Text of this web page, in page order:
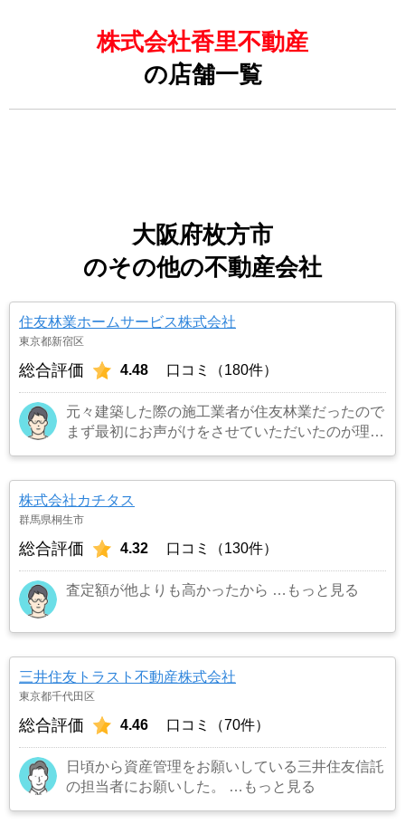
株式会社香里不動産
の店舗一覧
大阪府枚方市
のその他の不動産会社
住友林業ホームサービス株式会社
東京都新宿区
総合評価 4.48 口コミ（180件）
元々建築した際の施工業者が住友林業だったので
まず最初にお声がけをさせていただいたのが理由
株式会社カチタス
群馬県桐生市
総合評価 4.32 口コミ（130件）
査定額が他よりも高かったから …もっと見る
三井住友トラスト不動産株式会社
東京都千代田区
総合評価 4.46 口コミ（70件）
日頃から資産管理をお願いしている三井住友信託
の担当者にお願いした。
…もっと見る